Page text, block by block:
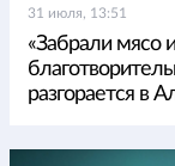
31 июля, 13:51
«Забрали мясо
разгорается в